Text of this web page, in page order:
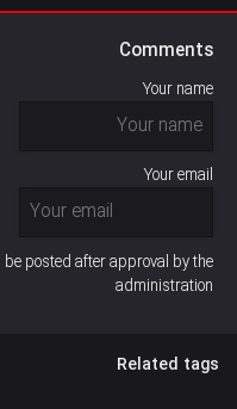
Comments
Your name
Your email
be posted after approval by the
administration
Related tags